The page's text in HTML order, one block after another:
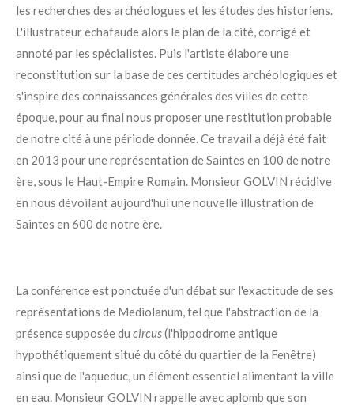
les recherches des archéologues et les études des historiens.
L'illustrateur échafaude alors le plan de la cité, corrigé et
annoté par les spécialistes. Puis l'artiste élabore une
reconstitution sur la base de ces certitudes archéologiques et
s'inspire des connaissances générales des villes de cette
époque, pour au final nous proposer une restitution probable
de notre cité à une période donnée. Ce travail a déjà été fait
en 2013 pour une représentation de Saintes en 100 de notre
ère, sous le Haut-Empire Romain. Monsieur GOLVIN récidive
en nous dévoilant aujourd'hui une nouvelle illustration de
Saintes en 600 de notre ère.
La conférence est ponctuée d'un débat sur l'exactitude de ses
représentations de Mediolanum, tel que l'abstraction de la
présence supposée du circus(l'hippodrome antique
hypothétiquement situé du côté du quartier de la Fenêtre)
ainsi que de l'aqueduc, un élément essentiel alimentant la ville
en eau. Monsieur GOLVIN rappelle avec aplomb que son